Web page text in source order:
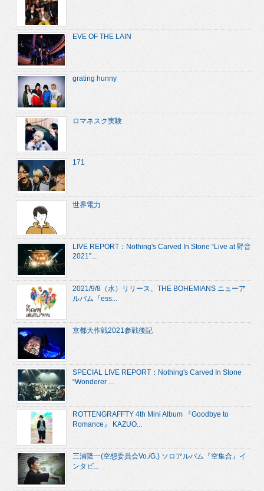
EVE OF THE LAIN
grating hunny
ロマネスク実験
171
世界電力
LIVE REPORT：Nothing's Carved In Stone “Live at 野音
2021”...
2021/9/8（水）リリース、THE BOHEMIANS ニューア
ルバム『ess...
京都大作戦2021参戦後記
SPECIAL LIVE REPORT：Nothing's Carved In Stone
“Wonderer ...
ROTTENGRAFFTY 4th Mini Album 『Goodbye to
Romance』 KAZUO...
三浦隆一(空想委員会Vo./G.) ソロアルバム『空集合』イ
ンタビ...